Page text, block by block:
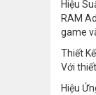
Hiệu
RAM
game
Thiết
Với
Hiệu